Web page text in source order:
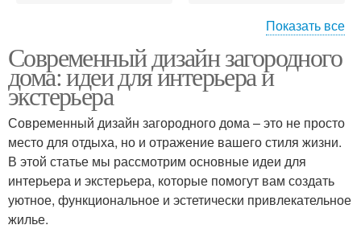
Советы для уюта Идеи для создания
Показать все
Современный дизайн загородного
дома: идеи для интерьера и
экстерьера
Современный дизайн загородного дома – это не просто
место для отдыха, но и отражение вашего стиля жизни.
В этой статье мы рассмотрим основные идеи для
интерьера и экстерьера, которые помогут вам создать
уютное, функциональное и эстетически привлекательное
жилье.